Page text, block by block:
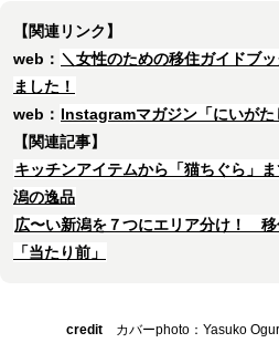
【関連リンク】
web： ＼女性のための移住ガイドブ
ました！
web： Instagramマガジン「にいがた
【関連記事】
キッチンアイテムから「猫ちぐら」
潟の逸品
広〜い新潟を７つにエリア分け！
「当たり前」
creditカバーphoto：Yasuko